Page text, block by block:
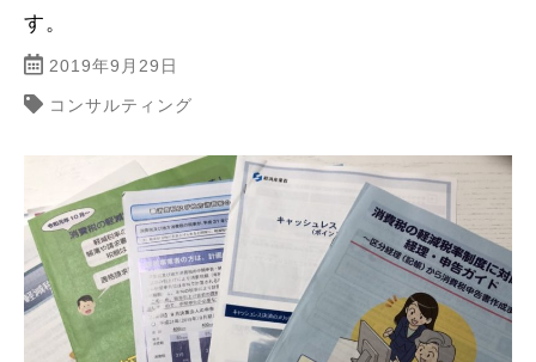
す。
2019年9月29日
コンサルティング